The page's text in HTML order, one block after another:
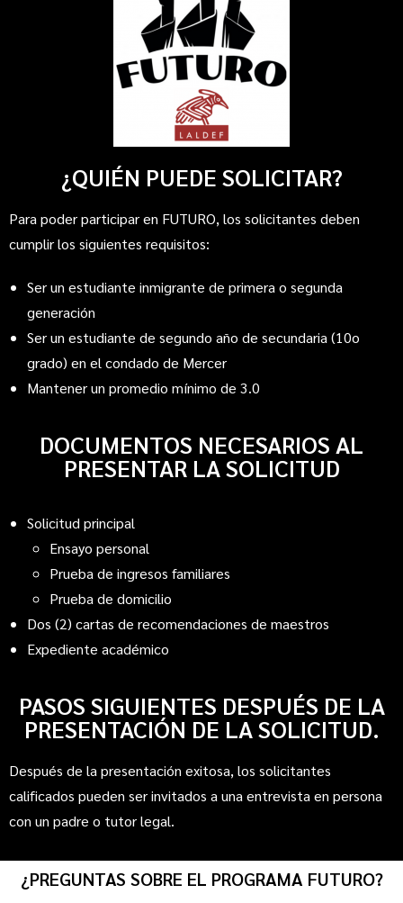
¿QUIÉN PUEDE SOLICITAR?
Para poder participar en FUTURO, los solicitantes deben
cumplir los siguientes requisitos:
Ser un estudiante inmigrante de primera o segunda
generación
Ser un estudiante de segundo año de secundaria (10o
grado) en el condado de Mercer
Mantener un promedio mínimo de 3.0
DOCUMENTOS NECESARIOS AL
PRESENTAR LA SOLICITUD
Solicitud principal
Ensayo personal
Prueba de ingresos familiares
Prueba de domicilio
Dos (2) cartas de recomendaciones de maestros
Expediente académico
PASOS SIGUIENTES DESPUÉS DE LA
PRESENTACIÓN DE LA SOLICITUD.
Después de la presentación exitosa, los solicitantes
calificados pueden ser invitados a una entrevista en persona
con un padre o tutor legal.
¿PREGUNTAS SOBRE EL PROGRAMA FUTURO?